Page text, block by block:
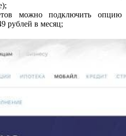
можно подключить опцию
рублей в месяц;